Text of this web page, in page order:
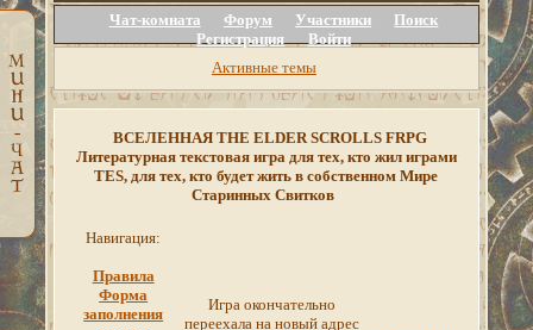
Чат-комната Форум Участники
Поиск
Регистрация
Войти
Активные темы
ВСЕЛЕННАЯ THE ELDER SCROLLS FRPG
Литературная текстовая игра для тех, кто жил играми
TES, для тех, кто будет жить в собственном Мире
Старинных Свитков
Навигация:
Правила
Форма
заполнения
Игра окончательно
переехала на новый адрес